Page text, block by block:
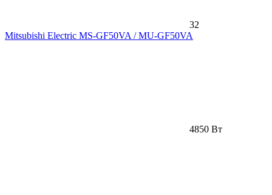
32
Mitsubishi Electric MS-GF50VA / MU-GF50VA
4850 Вт